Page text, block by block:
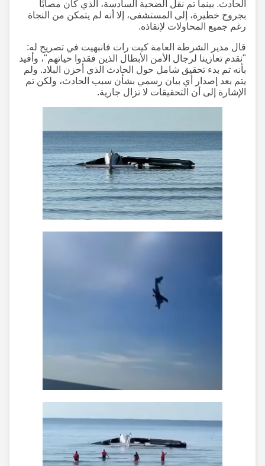
الحادث. بينما تم نقل الضحية السادسة، الذي كان مصابًا
بجروح خطيرة، إلى المستشفى، إلا أنه لم يتمكن من النجاة
رغم جميع المحاولات لإنقاذه.
قال مدير الشرطة العامة كيت رات فانبهيت في تصريح له:
"نقدم تعازينا لرجال الأمن الأبطال الذين فقدوا حياتهم"، وأفيد
بأنه تم بدء تحقيق شامل حول الحادث الذي أحزن البلاد. ولم
يتم بعد إصدار أي بيان رسمي بشأن سبب الحادث، ولكن تم
الإشارة إلى أن التحقيقات لا تزال جارية.